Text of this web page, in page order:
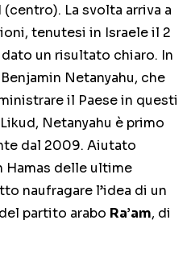
(centro). La svolta arriva a
tenutesi in Israele il 2
un risultato chiaro. In
Netanyahu, che
il Paese in questi
Netanyahu è primo
dal 2009. Aiutato
Hamas delle ultime
naufragare l’idea di un
partito arabo Ra’am, di